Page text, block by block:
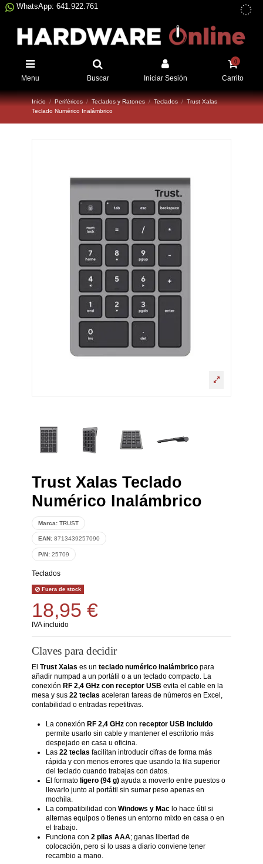
WhatsApp: 641.922.761
Menu Buscar Iniciar Sesión
0
Carrito
Inicio Periféricos Teclados y Ratones Teclados
Trust Xalas
Teclado Numérico Inalámbrico
Trust Xalas Teclado
Numérico Inalámbrico
Marca: TRUST
EAN: 8713439257090
P/N: 25709
Teclados
Fuera de stock
18,95 €
IVA incluido
Claves para decidir
El Trust Xalas es un teclado numérico inalámbricopara
añadir numpad a un portátil o a un teclado compacto. La
conexión RF 2,4 GHz con receptor USB evita el cable en la
mesa y sus 22 teclas aceleran tareas de números en Excel,
contabilidad o entradas repetitivas.
La conexión RF 2,4 GHzcon receptor USB incluido
permite usarlo sin cable y mantener el escritorio más
despejado en casa u oficina.
Las 22 teclas facilitan introducir cifras de forma más
rápida y con menos errores que usando la fila superior
del teclado cuando trabajas con datos.
El formato ligero (94 g)ayuda a moverlo entre puestos o
llevarlo junto al portátil sin sumar peso apenas en
mochila.
La compatibilidad con Windows y Maclo hace útil si
alternas equipos o tienes un entorno mixto en casa o en
el trabajo.
Funciona con 2 pilas AAA; ganas libertad de
colocación, pero si lo usas a diario conviene tener
recambio a mano.